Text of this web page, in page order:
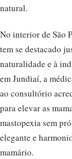
natural.
No interior de São
tem se destacado
naturalidade e à
em Jundiaí, a
ao consultório
para elevar as
mastopexia sem
elegante e
mamário.